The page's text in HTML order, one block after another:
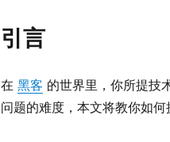
引言
在 黑客 的世界里，你所提技
问题的难度，本文将教你如何